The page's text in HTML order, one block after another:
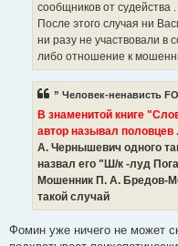
сообщников от судейства .
После этого случая ни
ни разу не участвовали в
либо отношение к
” Человек-ненависть
В знаменитой книге
автор называл половцев .
А. Чернышевич одного
назвал его "Ш/к -луд
Мошенник П. А. Бредов-
такой случай
Фомин уже ничего не может